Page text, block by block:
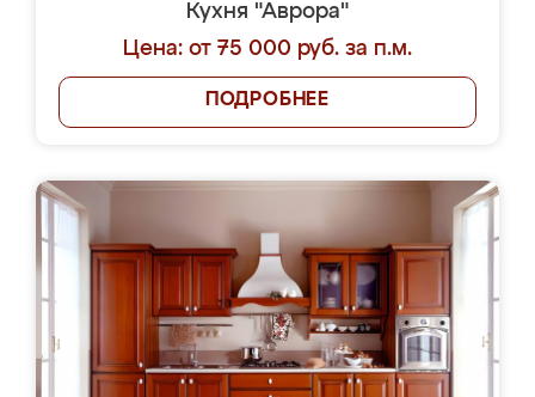
Кухня "Аврора"
Цена: от 75 000 руб. за п.м.
ПОДРОБНЕЕ